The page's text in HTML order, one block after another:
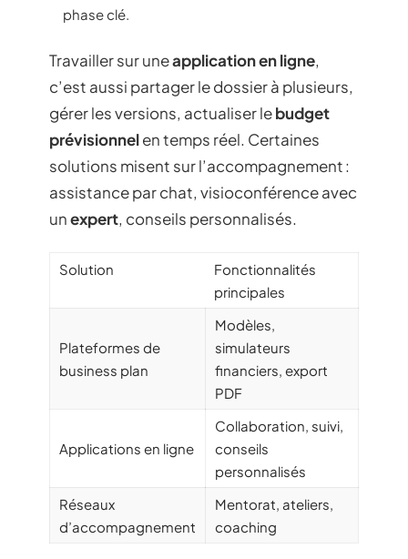
phase clé.
Travailler sur uneapplication en ligne,
c’est aussi partager le dossier à plusieurs,
gérer les versions, actualiser lebudget
prévisionnelen temps réel. Certaines
solutions misent sur l’accompagnement :
assistance par chat, visioconférence avec
unexpert, conseils personnalisés.
Solution
Fonctionnalités
principales
Plateformes de
business plan
Modèles,
simulateurs
financiers, export
PDF
Applications en ligne
Collaboration, suivi,
conseils
personnalisés
Réseaux
d’accompagnement
Mentorat, ateliers,
coaching